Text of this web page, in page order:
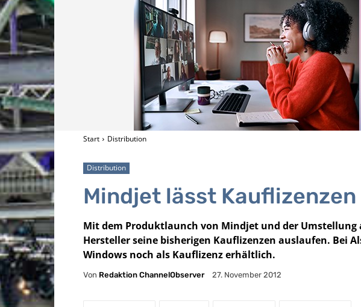
Start Distribution
Distribution
Mindjet lässt
Mit dem Produktlaunch von Mindjet und der
Hersteller seine bisherigen Kauflizenzen auslaufen. Bei
Windows noch als Kauflizenz erhältlich.
Von Redaktion ChannelObserver 27. November 2012